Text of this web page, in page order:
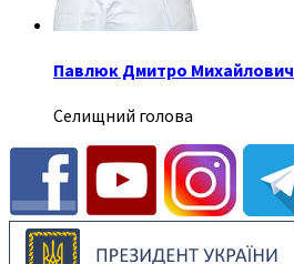
Павлюк Дмитро Михайлович
Селищний голова